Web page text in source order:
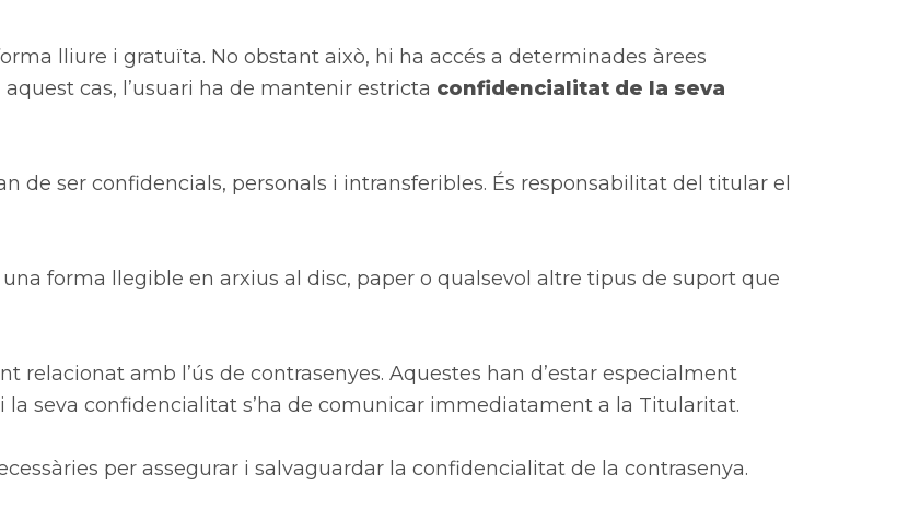
lliure i gratuïta. No obstant això, hi ha accés a determinades àrees
cas, l’usuari ha de mantenir estricta confidencialitat de la seva
de ser confidencials, personals i intransferibles. És responsabilitat del titular el
una forma llegible en arxius al disc, paper o qualsevol altre tipus de suport que
relacionat amb l’ús de contrasenyes. Aquestes han d’estar especialment
seva confidencialitat s’ha de comunicar immediatament a la Titularitat.
per assegurar i salvaguardar la confidencialitat de la contrasenya.